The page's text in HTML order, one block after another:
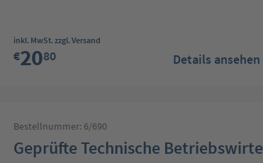
Regulärer Preis:
inkl. MwSt. zzgl. Versand
€2080 Details ansehen
Bestellnummer: 6/690
Geprüfte Technische Betriebswirte